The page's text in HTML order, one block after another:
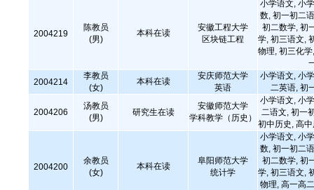
2004219
陈教员
(男)
本科在读
安徽工程大学
区块链工程
小学语文, 小
数, 初一初二
初二数学, 初
学, 初三语文,
物理, 初三化
2004214
李教员
(女)
本科在读
安庆师范大学
英语
小学语文, 小
二英语, 初
2004206
汤教员
(男)
研究生在读
安徽师范大学
学科教学（历史）
小学语文, 小
二语文, 初一
初中历史, 高
2004200
余教员
(女)
本科在读
阜阳师范大学
统计学
小学语文, 小
数, 初一初二
初二数学, 初
学, 初三语文,
物理, 高一高